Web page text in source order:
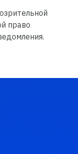
право